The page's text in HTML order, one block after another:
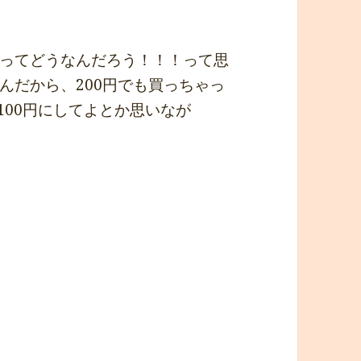
てどうなんだろう！！！って思
だから、200円でも買っちゃっ
円にしてよとか思いなが